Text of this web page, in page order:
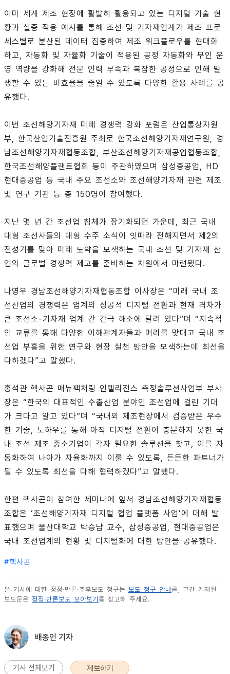
이미 세계 제조 현장에 활발히 활용되고 있는 디지털 기술 현
황과 실증 적용 예시를 통해 조선 및 기자재업계가 제조 프로
세스별로 분산된 데이터 집중하여 제조 워크플로우를 현대화
하고, 자동화 및 자율화 기술이 적용된 공정 자동화와 무인 운
영 역량을 강화해 전문 인력 부족과 복잡한 공정으로 인해 발
생할 수 있는 비효율을 줄일 수 있도록 다양한 활용 사례를 공
유했다.
이번 조선해양기자재 미래 경쟁력 강화 포럼은 산업통상자원
부, 한국산업기술진흥원 주최로 한국조선해양기자재연구원, 경
남조선해양기자재협동조합, 부산조선해양기자재공업협동조합,
한국조선해양플랜트협회 등이 주관하였으며 삼성중공업, HD
현대중공업 등 국내 주요 조선소와 조선해양기자재 관련 제조
및 연구 기관 등 총 150명이 참여했다.
지난 몇 년 간 조선업 침체가 장기화되던 가운데, 최근 국내
대형 조선사들의 대형 수주 소식이 잇따라 전해지면서 제2의
전성기를 맞아 미래 도약을 모색하는 국내 조선 및 기자재 산
업의 글로벌 경쟁력 제고를 준비하는 차원에서 마련됐다.
나영우 경남조선해양기자재협동조합 이사장은 “미래 국내 조
선산업의 경쟁력은 업계의 성공적 디지털 전환과 현재 격차가
큰 조선소-기자재 업계 간 간극 해소에 달려 있다”며 “지속적
인 교류를 통해 다양한 이해관계자들과 머리를 맞대고 국내 조
선업 부흥을 위한 연구와 현장 실천 방안을 모색하는데 최선을
다하겠다”고 말했다.
홍석관 헥사곤 매뉴팩처링 인텔리전스 측정솔루션사업부 부사
장은 “한국의 대표적인 수출산업 분야인 조선업에 걸린 기대
가 크다고 알고 있다”며 “국내외 제조현장에서 검증받은 우수
한 기술, 노하우를 통해 아직 디지털 전환이 충분하지 못한 국
내 조선 제조 중소기업이 각자 필요한 솔루션을 찾고, 이를 자
동화하여 나아가 자율화까지 이룰 수 있도록, 든든한 파트너가
될 수 있도록 최선을 다해 협력하겠다”고 말했다.
한편 헥사곤이 참여한 세미나에 앞서 경남조선해양기자재협동
조합은 ‘조선해양기자재 디지털 협업 플랫폼 사업’에 대해 발
표했으며 울산대학교 박승남 교수, 삼성중공업, 현대중공업은
국내 조선업계의 현황 및 디지털화에 대한 방안을 공유했다.
#헥사곤
본 기사에 대한 정정·반론·추후보도 청구는 보도 청구 안내 를, 그간 게재된
보도문은 정정·반론보도 모아보기 를 참고해 주세요.
배종인 기자
기사 전체보기 제보하기